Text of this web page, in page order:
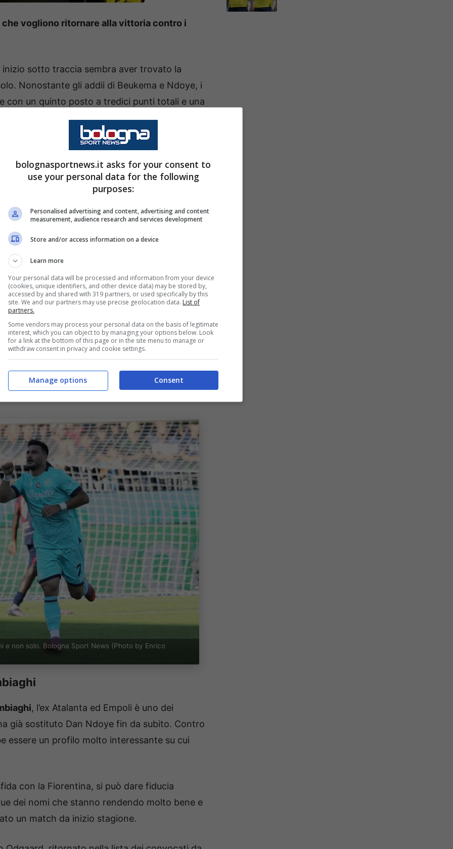
vogliono ritornare alla vittoria contro i
inizio sotto traccia sembra aver trovato la
Nonostante gli addii di Beukema e Ndoye, i
con un quinto posto a tredici punti totali e una
oltre un meno tre dal primo posto.
ragioni diversi stanno vivendo una serie di
alla classe di Orsolini e non
macchina da bonus tra assist e gol.
al momento c’è
tutti dall’alto con cinque reti in
tra i propri fantallenatori e al momento sta
come ha fatto nell’ultima sfida di
un palo e sprecando una grossa
consiglio è comunque quello di schierarlo al
e non solo. Bologna Sport News (Photo by Enrico
, l’ex Atalanta ed Empoli è uno dei
già sostituto Dan Ndoye fin da subito. Contro
essere un profilo molto interessante su cui
con la Fiorentina, si può dare fiducia
dei nomi che stanno rendendo molto bene e
un match da inizio stagione.
bolognasportnews.it asks for your consent to
use your personal data for the following
purposes:
Personalised advertising and content, advertising and content
measurement, audience research and services development
Store and/or access information on a device
Learn more
Your personal data will be processed and information from your device
(cookies, unique identifiers, and other device data) may be stored by,
accessed by and shared with 319 partners, or used specifically by this
site. We and our partners may use precise geolocation data. List of
partners.
Some vendors may process your personal data on the basis of legitimate
interest, which you can object to by managing your options below. Look
for a link at the bottom of this page or in the site menu to manage or
withdraw consent in privacy and cookie settings.
Consent
Manage options